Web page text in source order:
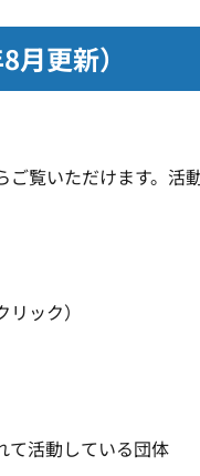
更新）
覧いただけます。
ック）
て活動している団体